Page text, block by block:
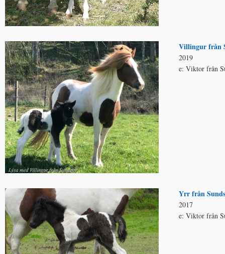
Villingur från
2019
e: Viktor från
Yrr från
2017
e: Viktor från